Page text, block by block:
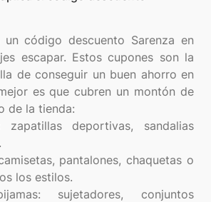
código descuento Sarenza en
escapar. Estos cupones son la
de conseguir un buen ahorro en
es que cubren un montón de
de la tienda:
zapatillas deportivas, sandalias
pantalones, chaquetas o
los estilos.
sujetadores, conjuntos